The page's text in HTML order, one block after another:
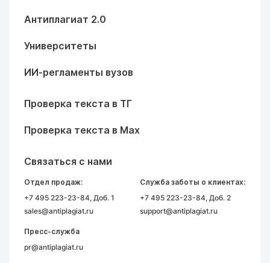
Антиплагиат 2.0
Университеты
ИИ-регламенты вузов
Проверка текста в ТГ
Проверка текста в Max
Связаться с нами
Отдел продаж:
+7 495 223-23-84, Доб. 1
sales@antiplagiat.ru
Служба заботы о клиентах:
+7 495 223-23-84, Доб. 2
support@antiplagiat.ru
Пресс-служба
pr@antiplagiat.ru